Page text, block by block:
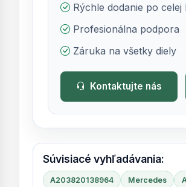
Rýchle dodanie po celej
Profesionálna podpora
Záruka na všetky diely
Kontaktujte nás
Súvisiacé vyhľadávania:
A203820138964 Mercedes